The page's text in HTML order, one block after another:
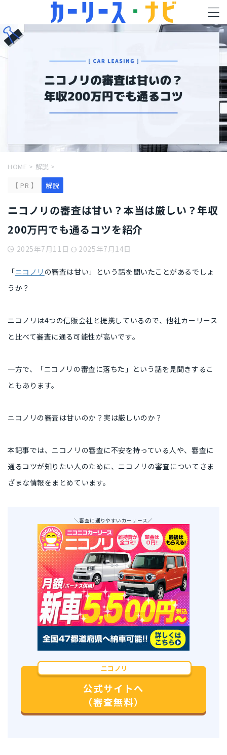
HOME > 解説 >
【 PR 】
解説
ニコノリの審査は甘い？本当は厳しい？年収
200万円でも通るコツを紹介
2025年7月11日 2025年7月14日
「ニコノリ の審査は甘い」という話を聞いたことがあるでしょ
うか？
ニコノリは4つの信販会社と提携しているので、他社カーリース
と比べて審査に通る可能性が高いです。
一方で、「ニコノリの審査に落ちた」という話を見聞きするこ
ともあります。
ニコノリの審査は甘いのか？実は厳しいのか？
本記事では、ニコノリの審査に不安を持っている人や、審査に
通るコツが知りたい人のために、ニコノリの審査についてさま
ざまな情報をまとめています。
＼審査に通りやすいカーリース／
ニコノリ
公式サイトへ
（審査無料）